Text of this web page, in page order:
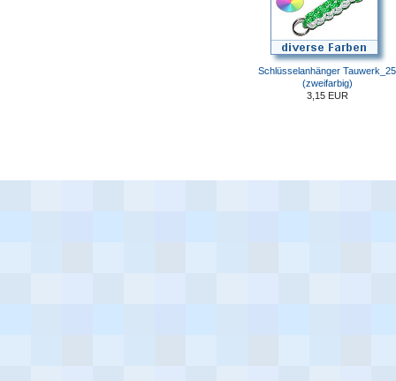
Schlüsselanhänger Tauwerk_25
(zweifarbig)
3,15 EUR